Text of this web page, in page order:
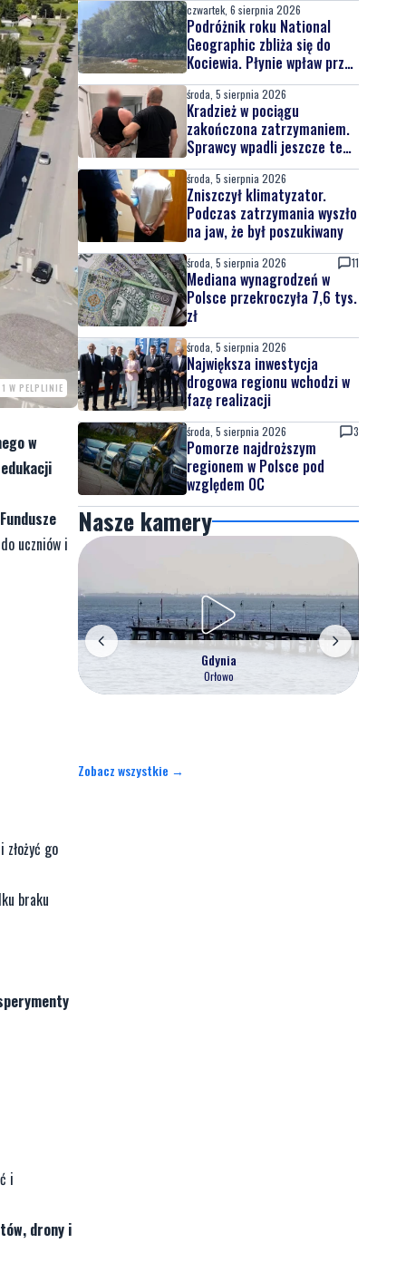
W PELPLINIE
w
Fundusze
uczniów i
go
braku
i
drony i
czwartek, 6 sierpnia 2026
Podróżnik roku National
Geographic zbliża się do
Kociewia. Płynie wpław przez
całą Wisłę
środa, 5 sierpnia 2026
Kradzież w pociągu
zakończona zatrzymaniem.
Sprawcy wpadli jeszcze tego
samego dnia
środa, 5 sierpnia 2026
Zniszczył klimatyzator.
Podczas zatrzymania wyszło
na jaw, że był poszukiwany
środa, 5 sierpnia 2026 11
Mediana wynagrodzeń w
Polsce przekroczyła 7,6 tys.
zł
środa, 5 sierpnia 2026
Największa inwestycja
drogowa regionu wchodzi w
fazę realizacji
środa, 5 sierpnia 2026 3
Pomorze najdroższym
regionem w Polsce pod
względem OC
Nasze kamery
Gdynia
Orłowo
Zobacz wszystkie →